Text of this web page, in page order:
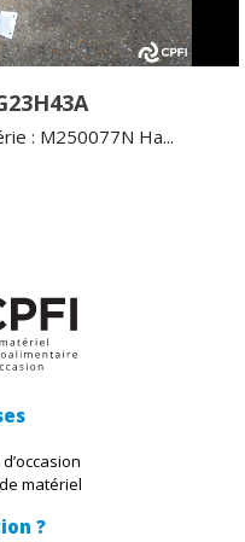
: M250077N Ha...
matériel
?